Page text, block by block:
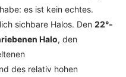
es ist kein echtes.
sichbare Halos. Den 22°-
Halo, den
des relativ hohen